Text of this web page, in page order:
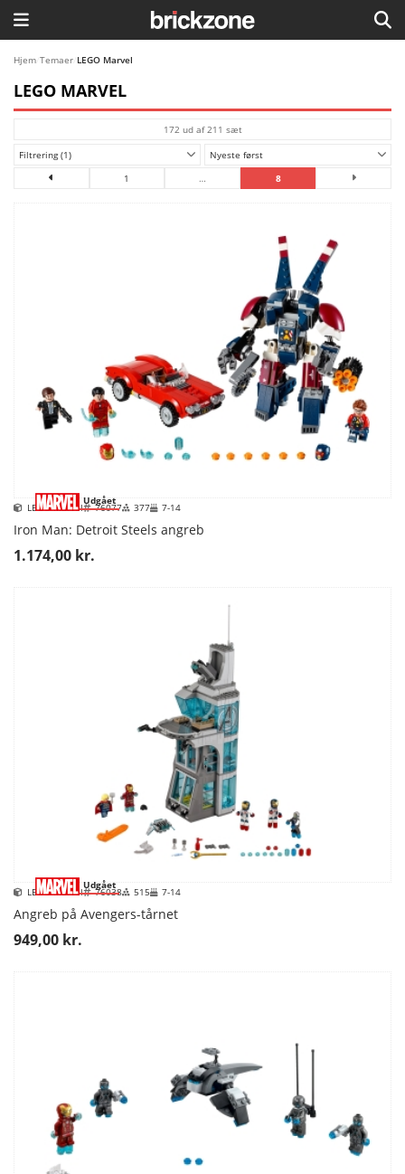
HJEM
TEMAER
LEGO FAVORITTER
Hjem Temaer LEGO Marvel
LEGO MARVEL
1 … 8
172 ud af 211 sæt
Filtrering (1)
Nyeste først
Udgået
LEGO Marvel 76077 377 7-14
Iron Man: Detroit Steels angreb
1.174,00 kr.
Udgået
LEGO Marvel 76038 515 7-14
Angreb på Avengers-tårnet
949,00 kr.